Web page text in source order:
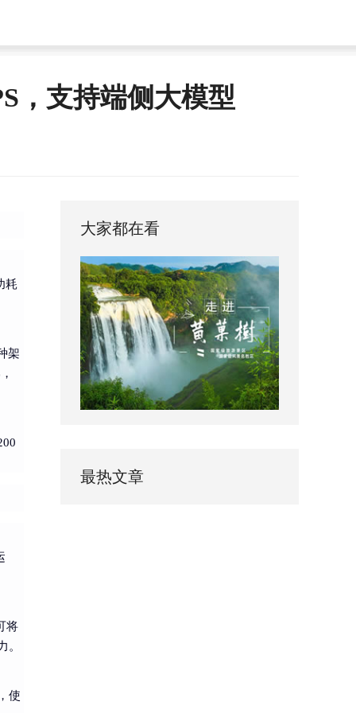
，支持端侧大模型
耗
架
将
。
使
大家都在看
最热文章